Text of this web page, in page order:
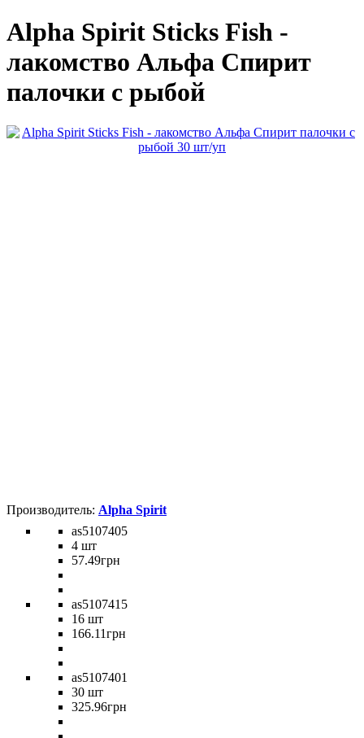
Alpha Spirit Sticks Fish -
лакомство Альфа Спирит
палочки с рыбой
Alpha Spirit
as5107405
4 шт
57.49грн
as5107415
16 шт
166.11грн
as5107401
30 шт
325.96грн